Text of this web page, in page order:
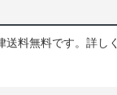
料無料です。詳しく